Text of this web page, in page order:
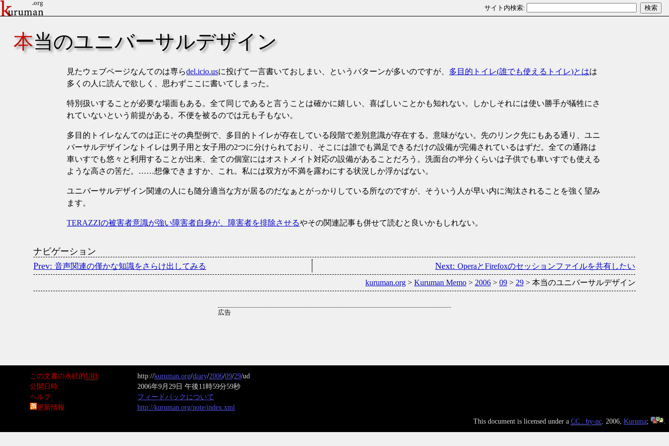
本当のユニバーサルデザイン
見たウェブページなんてのは専らdel.icio.usに投げて一言書いておしまい、というパターンが多いのですが、 多目的トイレ(誰でも使えるトイレ)とはは
多くの人に読んで欲しく、思わずここに書いてしまった。
特別扱いすることが必要な場面もある。全て同じであると言うことは確かに嬉しい、喜ばしいことかも知れない。しかしそれには使い勝手が犠牲にさ
れていないという前提がある。不便を被るのでは元も子もない。
多目的トイレなんてのは正にその典型例で、多目的トイレが存在している段階で差別意識が存在する。意味がない。先のリンク先にもある通り、ユニ
バーサルデザインなトイレは男子用と女子用の2つに分けられており、そこには誰でも満足できるだけの設備が完備されているはずだ。全ての通路は
車いすでも悠々と利用することが出来、全ての個室にはオストメイト対応の設備があることだろう。洗面台の半分くらいは子供でも車いすでも使える
ような高さの筈だ。……想像できますか、これ。私には双方が不満を露わにする状況しか浮かばない。
ユニバーサルデザイン関連の人にも随分適当な方が居るのだなぁとがっかりしている所なのですが、そういう人が早い内に淘汰されることを強く望み
ます。
TERAZZIの被害者意識が強い障害者自身が、障害者を排除させるやその関連記事も併せて読むと良いかもしれない。
ナビゲーション
音声関連の僅かな知識をさらけ出してみる
OperaとFirefoxのセッションファイルを共有したい
kuruman.org> Kuruman Memo> 2006> 09> 29> 本当のユニバーサルデザイン
この文書の永続的URI http://kuruman.org/diary/2006/09/29/ud
公開日時
2006年9月29日 午後11時59分59秒
ヘルプ
フィードバックについて
更新情報
http://kuruman.org/note/index.xml
This document is licensed under a CC : by-nc. 2006, Kuruma; .